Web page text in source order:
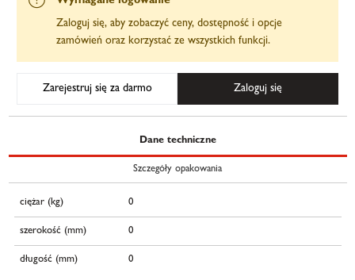
Zaloguj się, aby zobaczyć ceny, dostępność i opcje
zamówień oraz korzystać ze wszystkich funkcji.
Zarejestruj się za darmo Zaloguj się
Dane techniczne
Szczegóły opakowania
ciężar (kg) 0
szerokość (mm) 0
długość (mm) 0